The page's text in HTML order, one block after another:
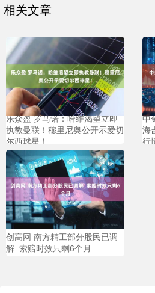
相关文章
乐众盈 罗马诺：哈维渴望立即
执教曼联！穆里尼奥公开示爱切
尔西球星！
中
海
行
创高网 南方精工部分股民已调
解 索赔时效只剩6个月